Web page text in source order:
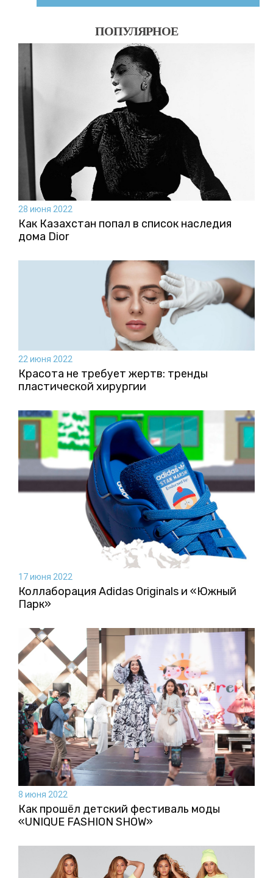
ПОПУЛЯРНОЕ
28 июня 2022
Как Казахстан попал в список наследия
дома Dior
22 июня 2022
Красота не требует жертв: тренды
пластической хирургии
17 июня 2022
Коллаборация Аdidas Originals и «Южный
Парк»
8 июня 2022
Как прошёл детский фестиваль моды
«UNIQUE FASHION SHOW»